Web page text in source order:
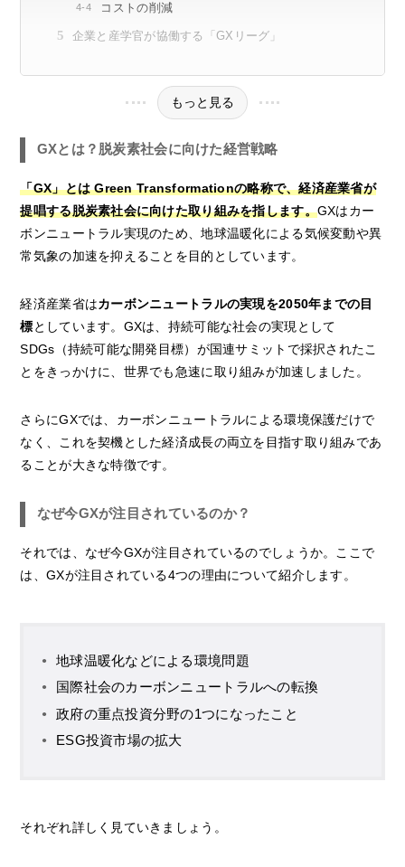
コストの削減
企業と産学官が協働する「GXリーグ」
もっと見る
GXとは？脱炭素社会に向けた経営戦略
「GX」とは Green Transformationの略称で、経済産業省が
提唱する脱炭素社会に向けた取り組みを指します。GXはカー
ボンニュートラル実現のため、地球温暖化による気候変動や異
常気象の加速を抑えることを目的としています。
経済産業省はカーボンニュートラルの実現を2050年までの目
標としています。GXは、持続可能な社会の実現として
SDGs（持続可能な開発目標）が国連サミットで採択されたこ
とをきっかけに、世界でも急速に取り組みが加速しました。
さらにGXでは、カーボンニュートラルによる環境保護だけで
なく、これを契機とした経済成長の両立を目指す取り組みであ
ることが大きな特徴です。
なぜ今GXが注目されているのか？
それでは、なぜ今GXが注目されているのでしょうか。ここで
は、GXが注目されている4つの理由について紹介します。
地球温暖化などによる環境問題
国際社会のカーボンニュートラルへの転換
政府の重点投資分野の1つになったこと
ESG投資市場の拡大
それぞれ詳しく見ていきましょう。